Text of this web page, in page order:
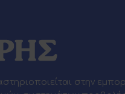
στην